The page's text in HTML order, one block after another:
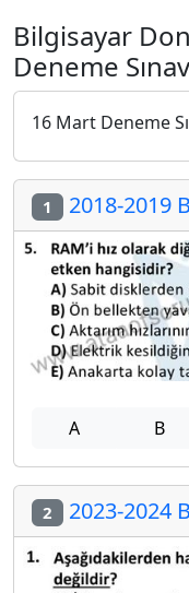
Bilgisayar
Deneme
16 Mart Deneme
1 2018-2019
A B
2 2023-2024